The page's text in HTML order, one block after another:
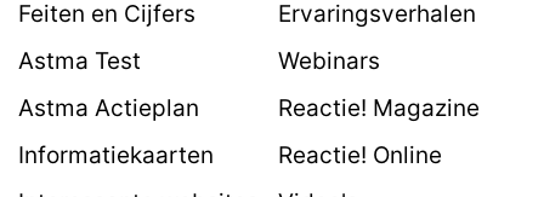
Feiten en Cijfers
Astma Test
Astma Actieplan
Informatiekaarten
Ervaringsverhalen
Webinars
Reactie! Magazine
Reactie! Online